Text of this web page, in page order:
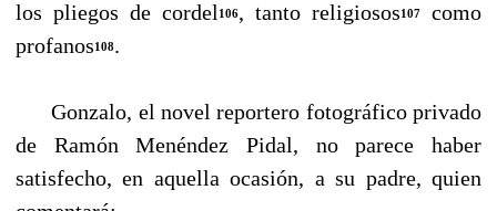
los pliegos de cordel 106, tanto religiosos107
como
profanos108.
Gonzalo, el novel reportero fotográfico privado
de Ramón Menéndez Pidal, no parece haber
satisfecho, en aquella ocasión, a su padre, quien